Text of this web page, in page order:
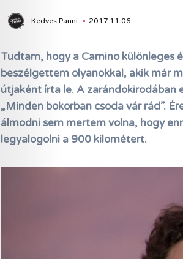
Kedves Panni 2017.11.06.
Tudtam, hogy a Camino különleges
beszélgettem olyanokkal, akik már
útjaként írta le. A zarándokirodában
„Minden bokorban csoda vár rád”.
álmodni sem mertem volna, hogy
legyalogolni a 900 kilométert.